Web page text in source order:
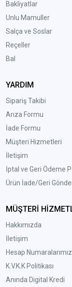
Bakliyatlar
Unlu Mamuller
Salça ve Soslar
Reçeller
Bal
YARDIM
Sipariş Takibi
Arıza Formu
İade Formu
Müşteri Hizmetleri
İletişim
İptal ve Geri Ödeme
Ürün İade/Geri
MÜŞTERİ
Hakkımızda
İletişim
Hesap Numaralarımız
K.V.K.K Politikası
Anında Digital Kredi